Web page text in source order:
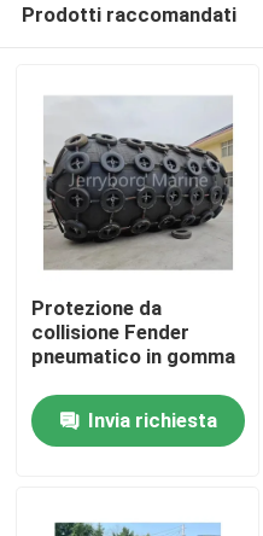
Casa
Prodotti
Prodotti raccomandati
Protezione da
collisione Fender
pneumatico in gomma
Invia richiesta